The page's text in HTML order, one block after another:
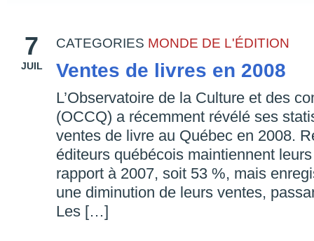
7
JUIL
CATEGORIES MONDE DE L'ÉDITION
Ventes de livres en 2008
L’Observatoire de la Culture et des
(OCCQ) a récemment révélé ses
ventes de livre au Québec en 2008.
éditeurs québécois maintiennent
rapport à 2007, soit 53 %, mais
une diminution de leurs ventes,
Les […]